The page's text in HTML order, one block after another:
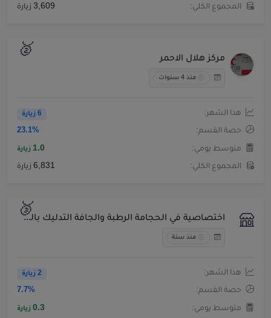
المجموع الكلي: 3,609 زيارة
🥈 مركز هلال الاحمر
منذ 4 سنوات
هذا الشهر: 6 زيارة
حصة القسم: 23.1%
متوسط يومي: 1.0 زيارة
المجموع الكلي: 6,831 زيارة
🥉
اختصاصية في الحجامة الرطبة والجافة التدليك بالزيوت الطبيعية الفوطة النارية العلاج بالموكسا مساعدة صيدلين
منذ سنة
هذا الشهر: 2 زيارة
حصة القسم: 7.7%
متوسط يومي: 0.3 زيارة